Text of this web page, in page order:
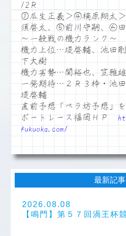
12Ｒ
①瓜生正義＞④楠原翔太
須啓太、⑤前川守嗣、⑥
～一般戦の機力ランク～
機力上位…堤啓輔、池田
下大樹
機力劣勢…関裕也、笠雅
一発期待…２Ｒ３枠・池
堤啓輔
直前予想「ペラ坊予想」
ボートレース福岡ＨＰ
fukuoka.com/
最新記事
2026.08.08
【鳴門】第５７回渦王杯